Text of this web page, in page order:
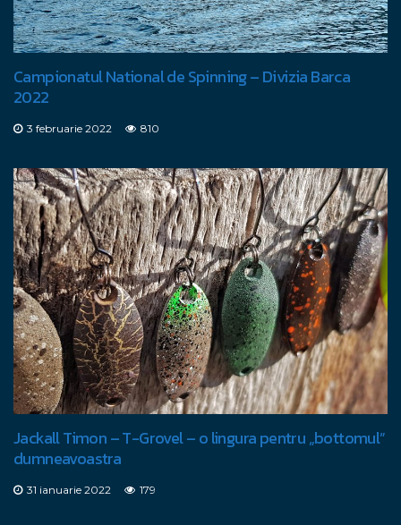
Campionatul National de Spinning – Divizia Barca
2022
3 februarie 2022 810
Jackall Timon – T-Grovel – o lingura pentru „bottomul”
dumneavoastra
31 ianuarie 2022 179